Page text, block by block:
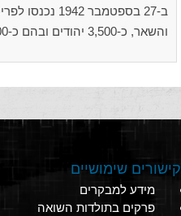
ב-27 בספטמבר 1942 נכנסו לפריסוב אנשי
והשאר, כ-3,500 יהודים ובהם כ-2,000 פליטים, גורשו למחנה ההשמדה
קישורים שימושיים
מידע למבקרים
פרקים בתולדות השואה